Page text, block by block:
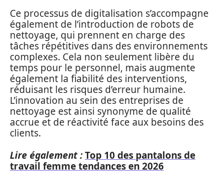
Ce processus de digitalisation s’accompagne
également de l’introduction de robots de
nettoyage, qui prennent en charge des
tâches répétitives dans des environnements
complexes. Cela non seulement libère du
temps pour le personnel, mais augmente
également la fiabilité des interventions,
réduisant les risques d’erreur humaine.
L’innovation au sein des entreprises de
nettoyage est ainsi synonyme de qualité
accrue et de réactivité face aux besoins des
clients.
Lire également :Top 10 des pantalons de
travail femme tendances en 2026